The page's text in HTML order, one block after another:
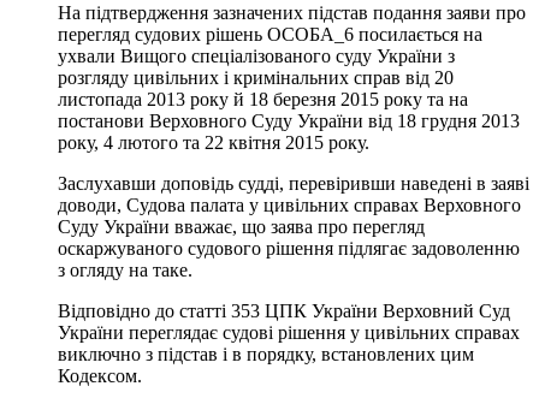
На підтвердження зазначених підстав подання заяви про
перегляд судових рішень ОСОБА_6 посилається на
ухвали Вищого спеціалізованого суду України з
розгляду цивільних і кримінальних справ від 20
листопада 2013 року й 18 березня 2015 року та на
постанови Верховного Суду України від 18 грудня 2013
року, 4 лютого та 22 квітня 2015 року.
Заслухавши доповідь судді, перевіривши наведені в заяві
доводи, Судова палата у цивільних справах Верховного
Суду України вважає, що заява про перегляд
оскаржуваного судового рішення підлягає задоволенню
з огляду на таке.
Відповідно до статті 353 ЦПК України Верховний Суд
України переглядає судові рішення у цивільних справах
виключно з підстав і в порядку, встановлених цим
Кодексом.